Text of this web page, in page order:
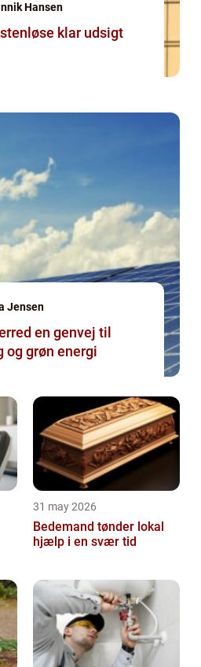
Hansen
klar udsigt
Jensen
til
og grøn energi
31 may 2026
Bedemand tønder lokal
hjælp i en svær tid